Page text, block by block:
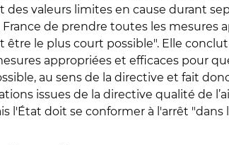
des valeurs limites en cause durant
de prendre toutes les mesures
être le plus court possible". Elle
appropriées et efficaces pour
au sens de la directive et fait
issues de la directive qualité de
l'État doit se conformer à l'arrêt "dans